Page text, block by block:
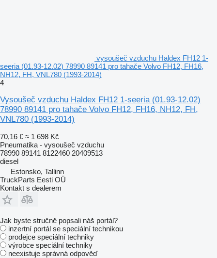
vysoušeč vzduchu Haldex FH12 1-
seeria (01.93-12.02) 78990 89141 pro tahače Volvo FH12, FH16,
NH12, FH, VNL780 (1993-2014)
4
Vysoušeč vzduchu Haldex FH12 1-seeria (01.93-12.02)
78990 89141 pro tahače Volvo FH12, FH16, NH12, FH,
VNL780 (1993-2014)
70,16 € ≈ 1 698 Kč
Pneumatika - vysoušeč vzduchu
78990 89141 8122460 20409513
diesel
Estonsko, Tallinn
TruckParts Eesti OÜ
Kontakt s dealerem
Jak byste stručně popsali náš portál?
inzertní portál se speciální technikou
prodejce speciální techniky
výrobce speciální techniky
neexistuje správná odpověď